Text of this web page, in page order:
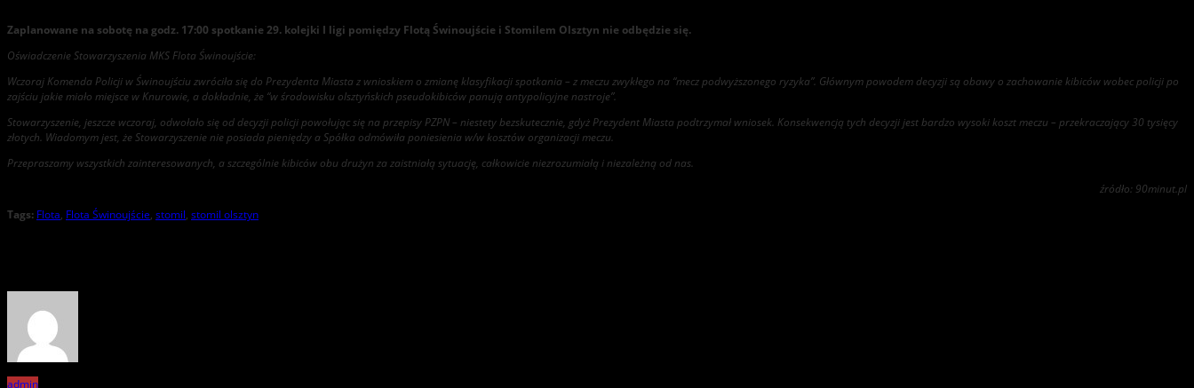
Zaplanowane na sobotę na godz. 17:00 spotkanie 29. kolejki I ligi pomiędzy Flotą Świnoujście i Stomilem Olsztyn nie odbędzie się.
Oświadczenie Stowarzyszenia MKS Flota Świnoujście:
Wczoraj Komenda Policji w Świnoujściu zwróciła się do Prezydenta Miasta z wnioskiem o zmianę klasyfikacji spotkania – z meczu zwykłego na “mecz podwyższonego ryzyka”. Głównym powodem decyzji są obawy o zachowanie kibiców wobec policji po
zajściu jakie miało miejsce w Knurowie, a dokładnie, że “w środowisku olsztyńskich pseudokibiców panują antypolicyjne nastroje”.
Stowarzyszenie, jeszcze wczoraj, odwołało się od decyzji policji powołując się na przepisy PZPN – niestety bezskutecznie, gdyż Prezydent Miasta podtrzymał wniosek. Konsekwencją tych decyzji jest bardzo wysoki koszt meczu – przekraczający 30 tysięcy
złotych. Wiadomym jest, że Stowarzyszenie nie posiada pieniędzy a Spółka odmówiła poniesienia w/w kosztów organizacji meczu.
Przepraszamy wszystkich zainteresowanych, a szczególnie kibiców obu drużyn za zaistniałą sytuację, całkowicie niezrozumiałą i niezależną od nas.
źródło: 90minut.pl
Tags: Flota, Flota Świnoujście, stomil, stomil olsztyn
admin